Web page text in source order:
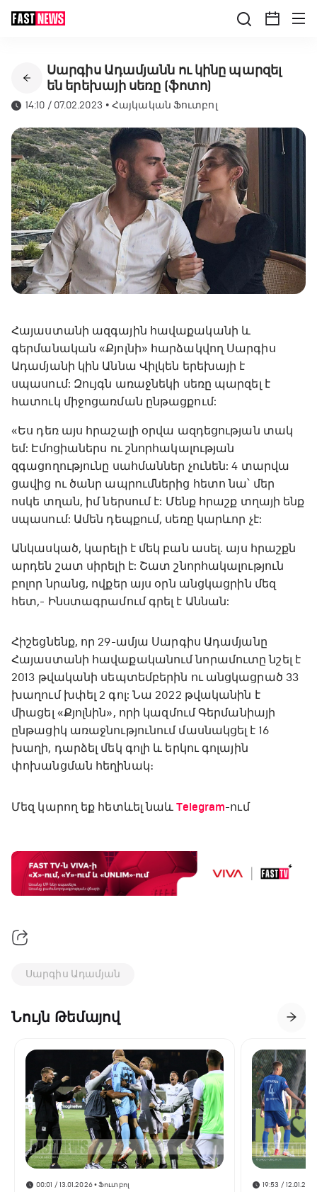
Սարգիս Ադամյանն ու կինը պարզել
են երեխայի սեռը (ֆոտո)
14:10 / 07.02.2023 •Հայկական Ֆուտբոլ
Հայաստանի ազգային հավաքականի և
գերմանական «Քյոլնի» հարձակվող Սարգիս
Ադամյանի կին Աննա Վիլկեն երեխայի է
սպասում: Զույգն առաջնեկի սեռը պարզել է
հատուկ միջոցառման ընթացքում:
«Ես դեռ այս հրաշալի օրվա ազդեցության տակ
եմ: Էմոցիաներս ու շնորհակալության
զգացողությունը սահմաններ չունեն: 4 տարվա
ցավից ու ծանր ապրումներից հետո նա՝ մեր
ոսկե տղան, իմ ներսում է: Մենք հրաշք տղայի ենք
սպասում: Ամեն դեպքում, սեռը կարևոր չէ:
Անկասկած, կարելի է մեկ բան ասել. այս հրաշքն
արդեն շատ սիրելի է: Շատ շնորհակալություն
բոլոր նրանց, ովքեր այս օրն անցկացրին մեզ
հետ,- Ինստագրամում գրել է Աննան:
Հիշեցնենք, որ 29-ամյա Սարգիս Ադամյանը
Հայաստանի հավաքականում նորամուտը նշել է
2013 թվականի սեպտեմբերին ու անցկացրած 33
խաղում խփել 2 գոլ: Նա 2022 թվականին է
միացել «Քյոլնին», որի կազմում Գերմանիայի
ընթացիկ առաջնությունում մասնակցել է 16
խաղի, դարձել մեկ գոլի և երկու գոլային
փոխանցման հեղինակ։
Մեզ կարող եք հետևել նաև Telegram-ում
Սարգիս Ադամյան
Նույն Թեմայով
00:01 / 13.01.2026• Ֆուտբոլ 19:53 /